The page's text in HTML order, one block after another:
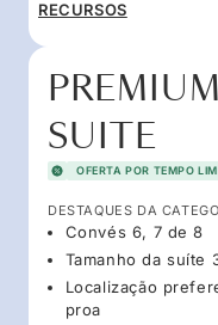
RECURSOS
SUITE
OFERTA POR TEMPO
DESTAQUES DA
Convés 6, 7 de 8
Tamanho da suíte
Localização
proa